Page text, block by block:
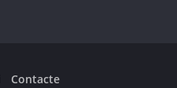
Contacte